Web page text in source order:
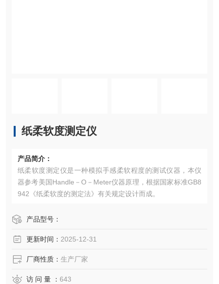
纸柔软度测定仪
产品简介：
纸柔软度测定仪是一种模拟手感柔软程度的测试仪器，本仪
器参考美国Handle－O－Meter仪器原理，根据国家标准GB8
942《纸柔软度的测定法》有关规定设计而成。
产品型号：
更新时间： 2025-12-31
厂商性质： 生产厂家
访 问 量 ： 643